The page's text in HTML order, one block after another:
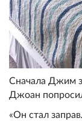
Сначала Джим
Джоан
«Он стал